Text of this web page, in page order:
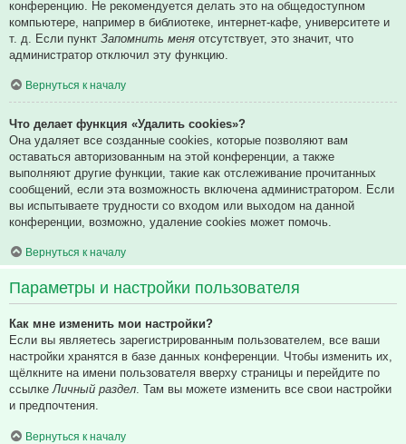
конференцию. Не рекомендуется делать это на общедоступном
компьютере, например в библиотеке, интернет-кафе, университете и
т. д. Если пункт Запомнить меня отсутствует, это значит, что
администратор отключил эту функцию.
Вернуться к началу
Что делает функция «Удалить cookies»?
Она удаляет все созданные cookies, которые позволяют вам
оставаться авторизованным на этой конференции, а также
выполняют другие функции, такие как отслеживание прочитанных
сообщений, если эта возможность включена администратором. Если
вы испытываете трудности со входом или выходом на данной
конференции, возможно, удаление cookies может помочь.
Вернуться к началу
Параметры и настройки пользователя
Как мне изменить мои настройки?
Если вы являетесь зарегистрированным пользователем, все ваши
настройки хранятся в базе данных конференции. Чтобы изменить их,
щёлкните на имени пользователя вверху страницы и перейдите по
ссылке Личный раздел . Там вы можете изменить все свои настройки
и предпочтения.
Вернуться к началу